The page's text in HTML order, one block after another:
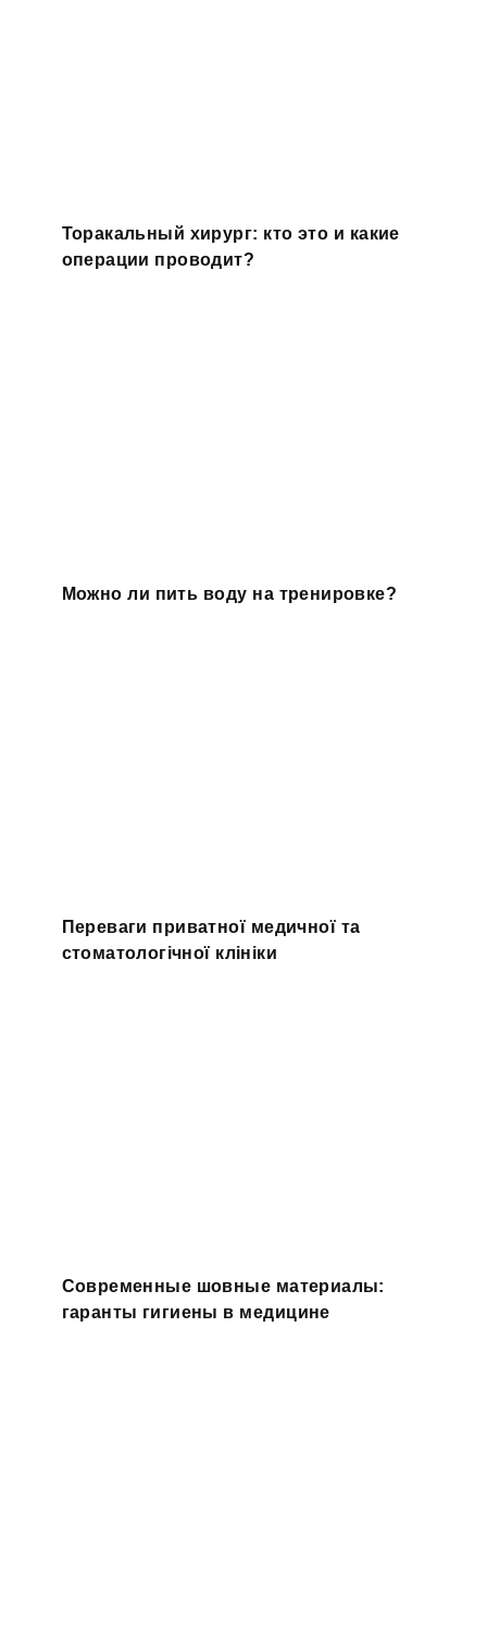
Торакальный хирург: кто это и какие
операции проводит?
Можно ли пить воду на тренировке?
Переваги приватної медичної та
стоматологічної клініки
Современные шовные материалы:
гаранты гигиены в медицине